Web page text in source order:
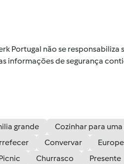
Portugal não se
informações de segurança
grande Cozinhar para uma
Convervar
Churrasco Presente